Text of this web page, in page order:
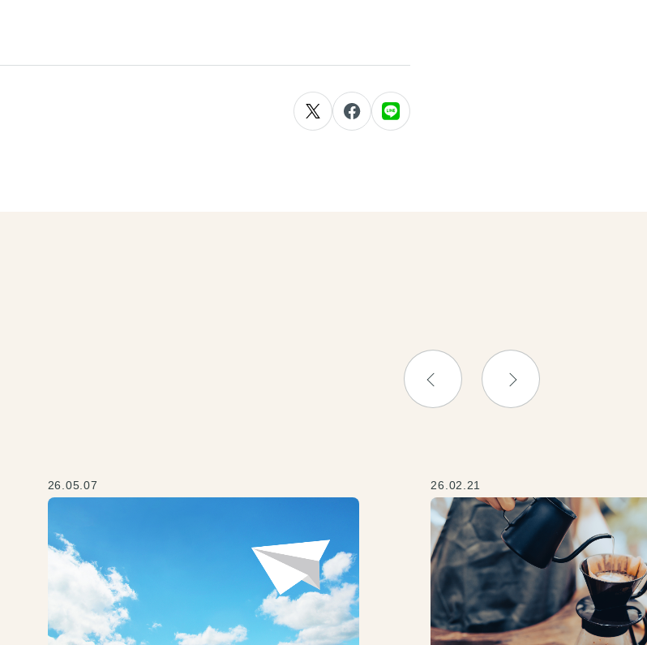
26.05.07 26.02.21